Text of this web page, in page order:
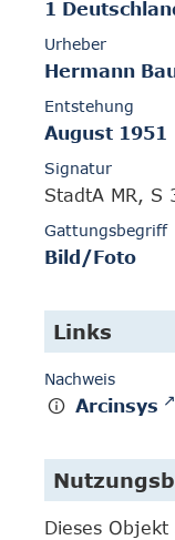
1
Urheber
Hermann
Entstehung
August 1951
Signatur
StadtA MR, S
Gattungsbegriff
Bild/Foto
Links
Nachweis
Arcinsys
Dieses